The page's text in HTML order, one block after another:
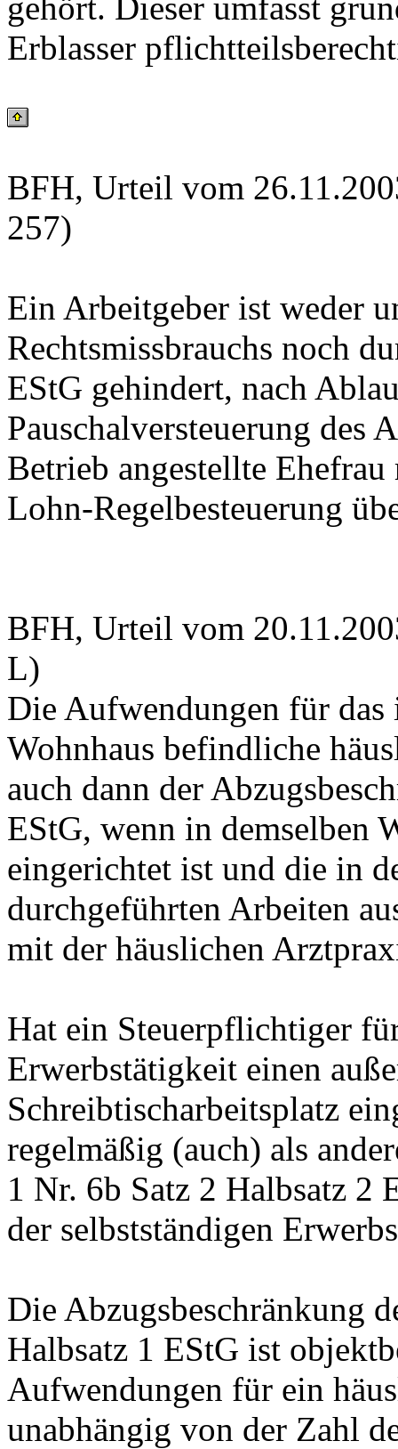
Erblasser
BFH, Urteil vom
257)
Ein Arbeitgeber ist weder
Rechtsmissbrauchs noch
EStG gehindert, nach
Pauschalversteuerung des
Betrieb angestellte
Lohn-Regelbesteuerung
BFH, Urteil vom
L)
Die Aufwendungen für das
Wohnhaus befindliche
auch dann der
EStG, wenn in demselben
eingerichtet ist und die in
durchgeführten Arbeiten
mit der häuslichen
Hat ein Steuerpflichtiger
Erwerbstätigkeit einen
Schreibtischarbeitsplatz
regelmäßig (auch) als
1 Nr. 6b Satz 2 Halbsatz 2
der selbstständigen
Die Abzugsbeschränkung
Halbsatz 1 EStG ist
Aufwendungen für ein
unabhängig von der Zahl